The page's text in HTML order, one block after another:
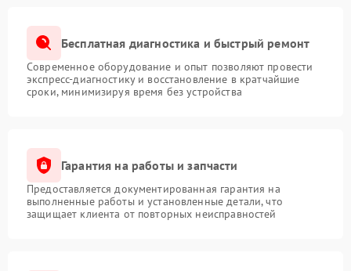
Бесплатная диагностика и быстрый ремонт
Современное оборудование и опыт позволяют провести
экспресс-диагностику и восстановление в кратчайшие
сроки, минимизируя время без устройства
Гарантия на работы и запчасти
Предоставляется документированная гарантия на
выполненные работы и установленные детали, что
защищает клиента от повторных неисправностей